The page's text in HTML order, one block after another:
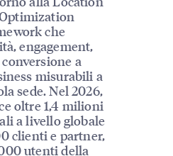
che
engagement,
a
misurabili a
sede. Nel 2026,
oltre 1,4 milioni
a livello globale
clienti e partner,
utenti della